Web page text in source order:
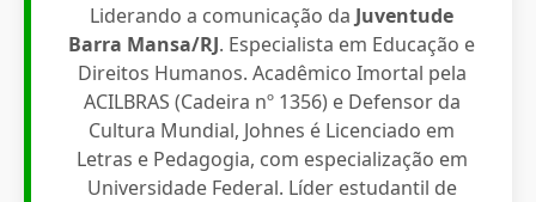
Liderando a comunicação da Juventude
Barra Mansa/RJ. Especialista em Educação e
Direitos Humanos. Acadêmico Imortal pela
ACILBRAS (Cadeira nº 1356) e Defensor da
Cultura Mundial, Johnes é Licenciado em
Letras e Pedagogia, com especialização em
Universidade Federal. Líder estudantil de